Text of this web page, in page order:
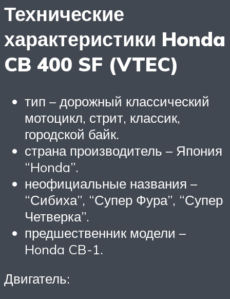
Технические
характеристики Honda
CB 400 SF (VTEC)
тип – дорожный классический
мотоцикл, стрит, классик,
городской байк.
страна производитель – Япония
“Honda”.
неофициальные названия –
“Сибиха”, “Супер Фура”, “Супер
Четверка”.
предшественник модели –
Honda CB-1.
Двигатель: